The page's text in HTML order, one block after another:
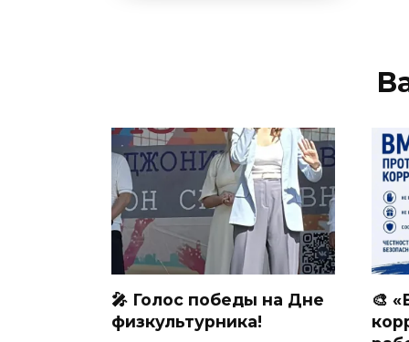
🎤 Голос победы на Дне
физкультурника!
🎨